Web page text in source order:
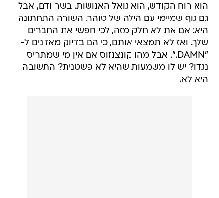
הוא רוח הקודש, הוא גואל האנושות. בשר ודם, אבל
גם גוף שמיימי עם הילה של טוהר. השורה התחתונה
היא: אם את לא חלק מזה, לכי חפשי את החברים
שלך. ואז לא תמצאי אותם, כי הם בדיוק מאזינים ל-
"DAMN.". אבל מהו קונצנזוס אם אין מי שמתריס
נגדו? יש לו משמעות שהיא לא פשטנית? התשובה
היא לא.